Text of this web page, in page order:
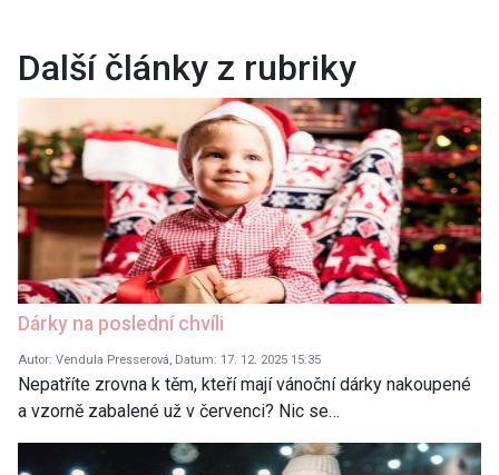
Další články z rubriky
Dárky na poslední chvíli
Autor: Vendula Presserová, Datum: 17. 12. 2025 15:35
Nepatříte zrovna k těm, kteří mají vánoční dárky nakoupené
a vzorně zabalené už v červenci? Nic se…